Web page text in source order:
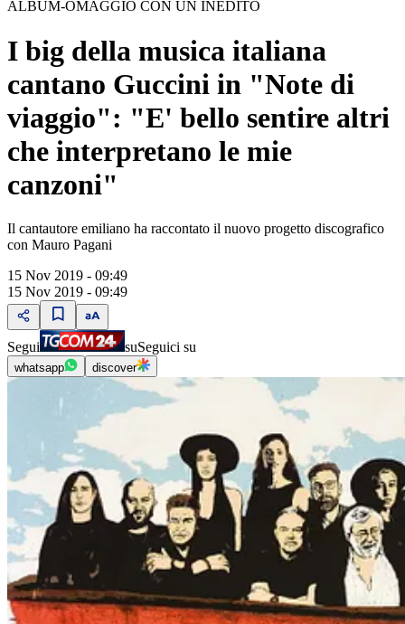
ALBUM-OMAGGIO CON UN INEDITO
I big della musica italiana
cantano Guccini in "Note di
viaggio": "E' bello sentire altri
che interpretano le mie
canzoni"
Il cantautore emiliano ha raccontato il nuovo progetto discografico
con Mauro Pagani
15 Nov 2019 - 09:49
15 Nov 2019 - 09:49
Segui suSeguici su
whatsapp discover